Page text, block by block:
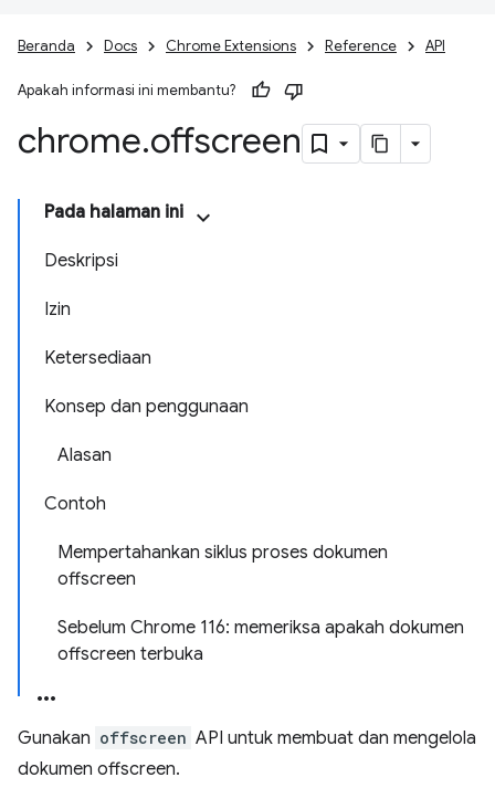
Beranda Docs Chrome Extensions Reference API
Apakah informasi ini membantu?
chrome.offscreen
Pada halaman ini
Deskripsi
Izin
Ketersediaan
Konsep dan penggunaan
Alasan
Contoh
Mempertahankan siklus proses dokumen
offscreen
Sebelum Chrome 116: memeriksa apakah dokumen
offscreen terbuka
Gunakan offscreen API untuk membuat dan mengelola
dokumen offscreen.